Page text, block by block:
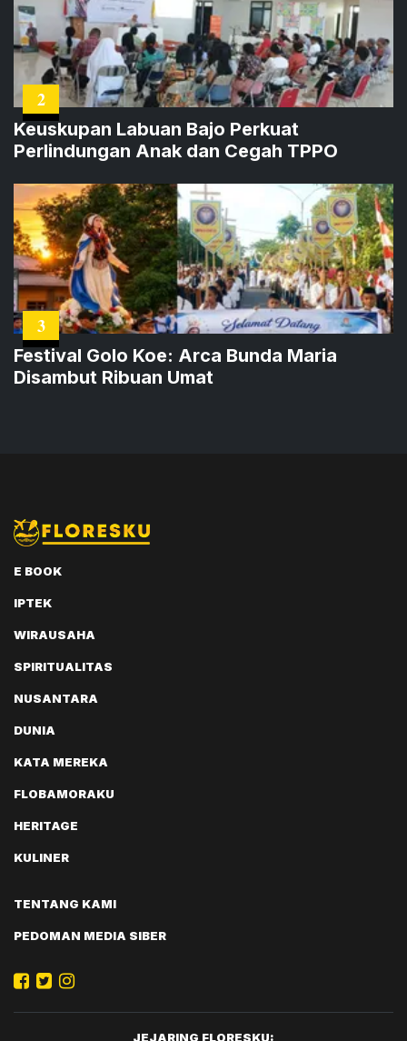
2
Keuskupan Labuan Bajo Perkuat
Perlindungan Anak dan Cegah TPPO
3
Festival Golo Koe: Arca Bunda Maria
Disambut Ribuan Umat
E BOOK
IPTEK
WIRAUSAHA
SPIRITUALITAS
NUSANTARA
DUNIA
KATA MEREKA
FLOBAMORAKU
HERITAGE
KULINER
TENTANG KAMI
PEDOMAN MEDIA SIBER
JEJARING FLORESKU: